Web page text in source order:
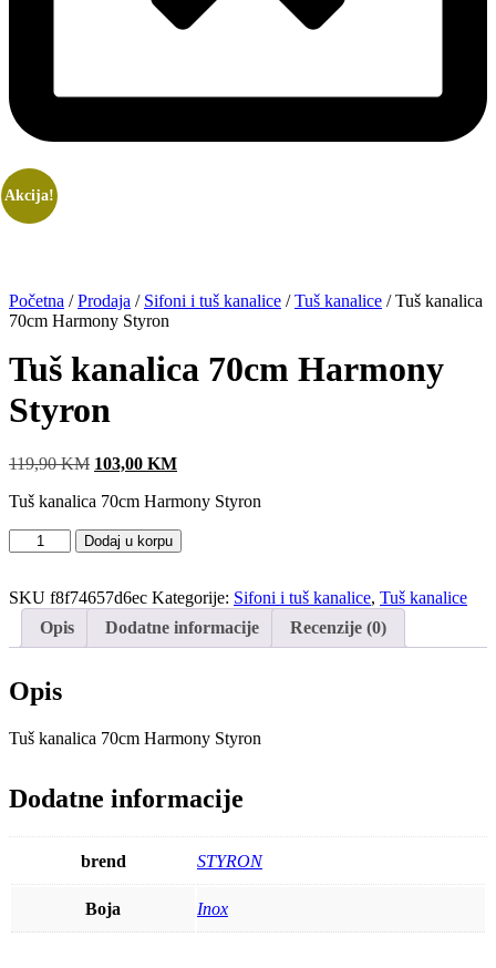
Akcija!
Početna /Prodaja / Sifoni i tuš kanalice /Tuš kanalice / Tuš kanalica
70cm Harmony Styron
Tuš kanalica 70cm Harmony
Styron
119,90KM Original
was:
103,00 KM
is:
Tuš kanalica 70cm Harmony Styron
kanalica
Harmony
Styron
količina
Dodaj u korpu
SKU f8f74657d6ec Kategorije: Sifoni i tuš kanalice, Tuš kanalice
Opis
Dodatne informacije Recenzije (0)
Opis
Tuš kanalica 70cm Harmony Styron
Dodatne informacije
brend STYRON
Boja Inox